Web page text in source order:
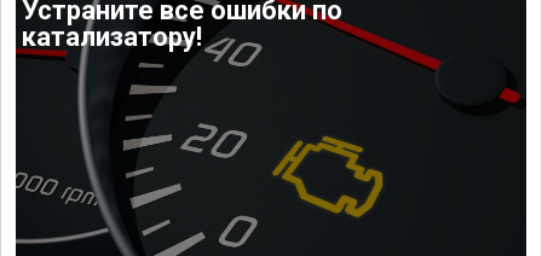
Устраните все ошибки по
катализатору!